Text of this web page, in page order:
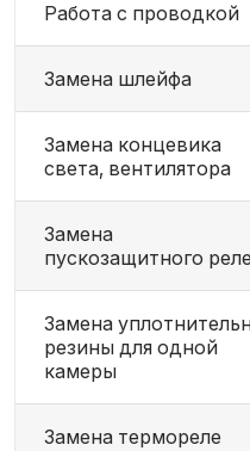
Работа с проводкой
Замена шлейфа
Замена концевика
света, вентилятора
Замена
пускозащитного реле
Замена
резины для одной
камеры
Замена термореле